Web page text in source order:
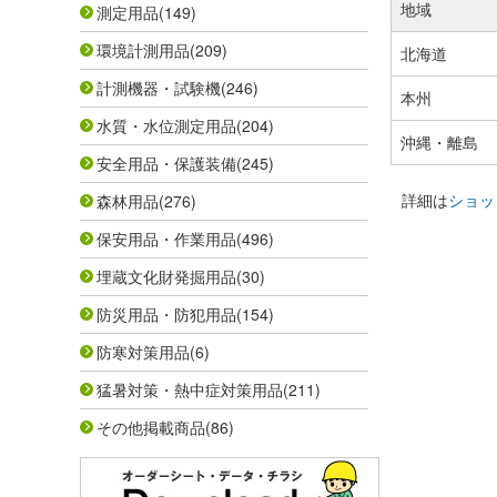
測定用品(149)
環境計測用品(209)
計測機器・試験機(246)
水質・水位測定用品(204)
安全用品・保護装備(245)
森林用品(276)
保安用品・作業用品(496)
埋蔵文化財発掘用品(30)
防災用品・防犯用品(154)
防寒対策用品(6)
猛暑対策・熱中症対策用品(211)
その他掲載商品(86)
地域
北海道
本州
沖縄・離島
詳細はショ